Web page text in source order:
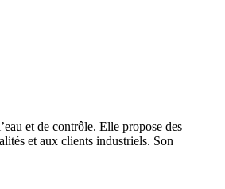
et de contrôle. Elle propose des
et aux clients industriels. Son